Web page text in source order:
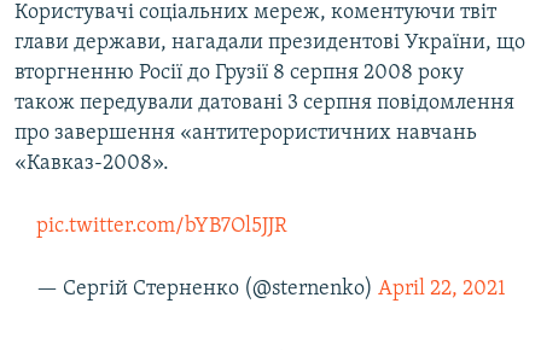
Користувачі соціальних мереж, коментуючи твіт
глави держави, нагадали президентові України, що
вторгненню Росії до Грузії 8 серпня 2008 року
також передували датовані 3 серпня повідомлення
про завершення «антитерористичних навчань
«Кавказ-2008».
pic.twitter.com/bYB7Ol5JJR
— Сергій Стерненко (@sternenko) April 22, 2021